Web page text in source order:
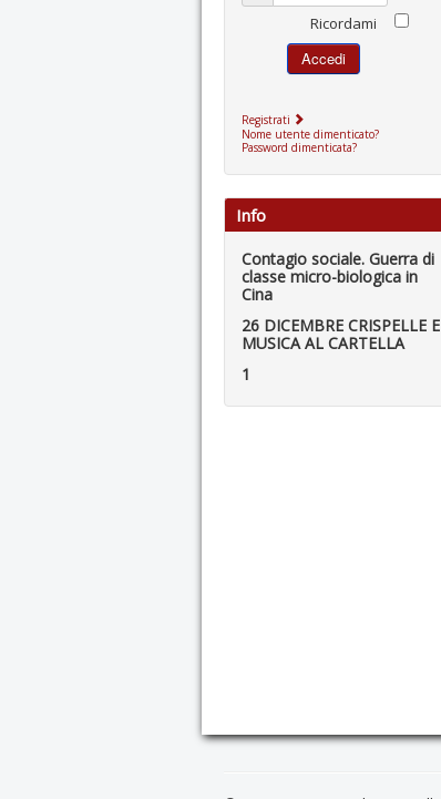
Ricordami
Accedi
Registrati
Nome utente dimenticato?
Password dimenticata?
Info
Contagio sociale. Guerra di
classe micro-biologica in
Cina
26 DICEMBRE CRISPELLE E
MUSICA AL CARTELLA
1